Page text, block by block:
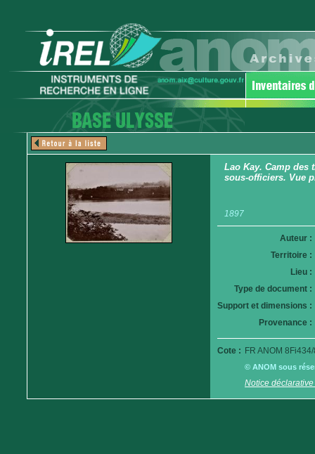
Lao Kay. Camp des
sous-officiers. Vue
1897
Auteur :
Territoire :
Lieu :
Type de document :
Support et dimensions :
Provenance :
Cote : FR ANOM
© ANOM sous
Notice